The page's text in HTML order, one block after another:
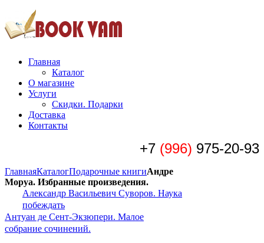
Главная
Каталог
О магазине
Услуги
Скидки. Подарки
Доставка
Контакты
+7 (996) 975-20-93
ГлавнаяКаталогПодарочные книгиАндре
Моруа. Избранные произведения.
Александр Васильевич Суворов. Наука
побеждать
Антуан де Сент-Экзюпери. Малое
собрание сочинений.